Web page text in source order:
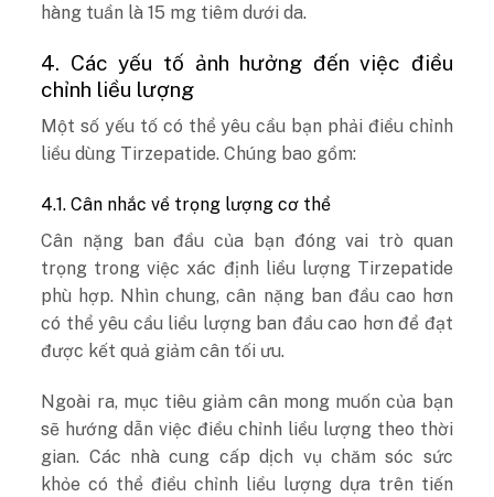
hàng tuần là 15 mg tiêm dưới da.
4. Các yếu tố ảnh hưởng đến việc điều
chỉnh liều lượng
Một số yếu tố có thể yêu cầu bạn phải điều chỉnh
liều dùng Tirzepatide. Chúng bao gồm:
4.1. Cân nhắc về trọng lượng cơ thể
Cân nặng ban đầu của bạn đóng vai trò quan
trọng trong việc xác định liều lượng Tirzepatide
phù hợp. Nhìn chung, cân nặng ban đầu cao hơn
có thể yêu cầu liều lượng ban đầu cao hơn để đạt
được kết quả giảm cân tối ưu.
Ngoài ra, mục tiêu giảm cân mong muốn của bạn
sẽ hướng dẫn việc điều chỉnh liều lượng theo thời
gian. Các nhà cung cấp dịch vụ chăm sóc sức
khỏe có thể điều chỉnh liều lượng dựa trên tiến